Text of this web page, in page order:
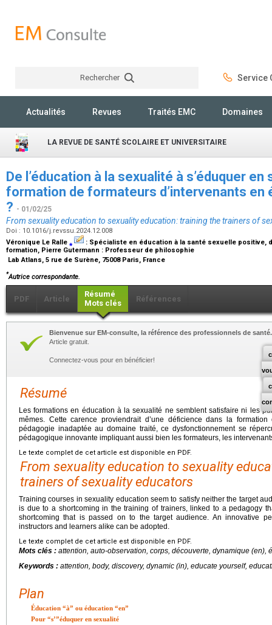
Rechercher Service
Actualités Revues Traités EMC Domaines
LA REVUE DE SANTÉ SCOLAIRE ET UNIVERSITAIRE
De l’éducation à la sexualité à s’éduquer
formation de formateurs d’intervenants en
? - 01/02/25
From sexuality education to sexuality education: training the trainers of
Doi : 10.1016/j.revssu.2024.12.008
Véronique Le Ralle ⁎ : Spécialiste en éducation à la santé sexuelle positive,
formation, Pierre Gutermann : Professeur de philosophie
Lab Atlans, 5 rue de Surène, 75008 Paris, France
*Autrice correspondante.
PDF Article
Résumé
Mots clés
Références
Bienvenue sur EM-consulte, la référence des professionnels de santé.
Article gratuit.
Connectez-vous pour en bénéficier!
Résumé
Les formations en éducation à la sexualité ne semblent satisfaire ni les
mêmes. Cette carence proviendrait d’une déficience dans la
pédagogie inadaptée au domaine traité, ce dysfonctionnement se
pédagogique innovante impliquant aussi bien les formateurs, les
Le texte complet de cet article est disponible en PDF.
From sexuality education to sexuality
trainers of sexuality educators
Training courses in sexuality education seem to satisfy neither the target
is due to a shortcoming in the training of trainers, linked to a pedagogy
shortcoming that is passed on to the target audience. An innovative
instructors and learners alike can be adopted.
Le texte complet de cet article est disponible en PDF.
Mots clés : attention, auto-observation, corps, découverte, dynamique (en),
Keywords : attention, body, discovery, dynamic (in), educate yourself,
Plan
Éducation “à” ou éducation “en”
Pour “s’”éduquer en sexualité